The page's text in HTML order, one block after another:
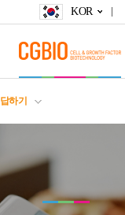
KOR
하기